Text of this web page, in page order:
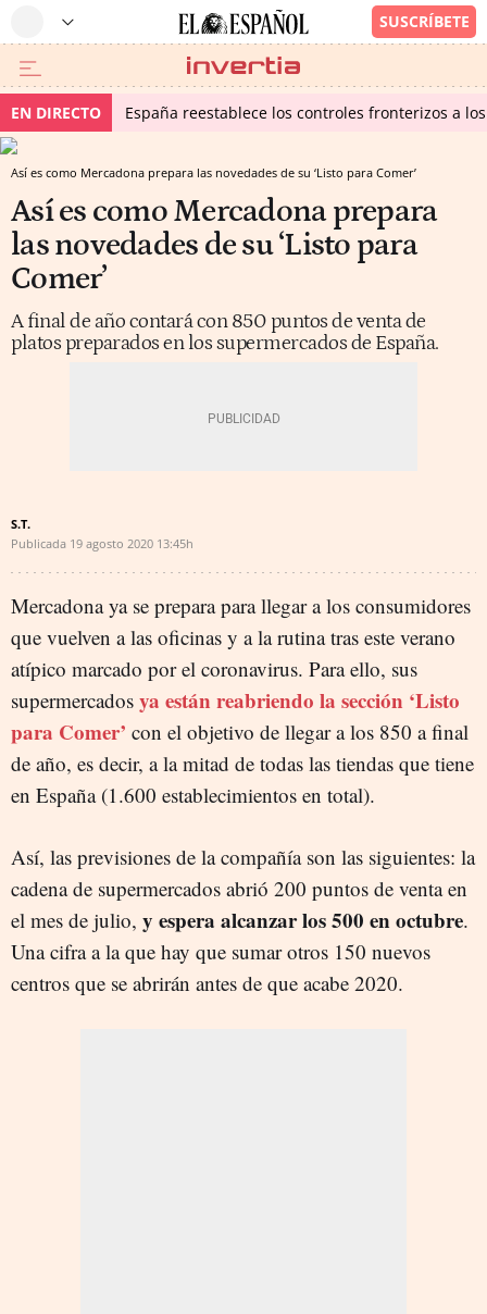
EN DIRECTO España reestablece los controles fronterizos a
Así es como Mercadona prepara las novedades de su ‘Listo para Comer’
Así es como Mercadona prepara
las novedades de su ‘Listo para
Comer’
A final de año contará con 850 puntos de venta de
platos preparados en los supermercados de España.
S.T.
Publicada 19 agosto 2020 13:45h
Mercadona ya se prepara para llegar a los consumidores
que vuelven a las oficinas y a la rutina tras este verano
atípico marcado por el coronavirus. Para ello, sus
supermercados ya están reabriendo la sección ‘Listo
para Comer’ con el objetivo de llegar a los 850 a final
de año, es decir, a la mitad de todas las tiendas que tiene
en España (1.600 establecimientos en total).
Así, las previsiones de la compañía son las siguientes: la
cadena de supermercados abrió 200 puntos de venta en
el mes de julio, y espera alcanzar los 500 en octubre.
Una cifra a la que hay que sumar otros 150 nuevos
centros que se abrirán antes de que acabe 2020.